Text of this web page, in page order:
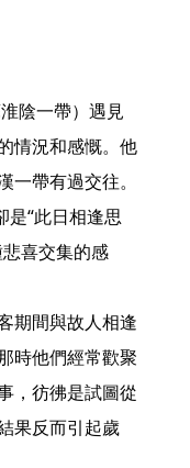
情況和感慨。他
帶有過交往。
是“此日相逢思
喜交集的感
期間與故人相逢
時他們經常歡聚
，彷彿是試圖從
果反而引起歲